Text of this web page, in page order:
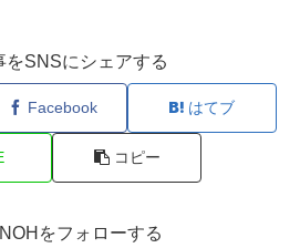
をSNSにシェアする
Facebook はてブ
コピー
をフォローする